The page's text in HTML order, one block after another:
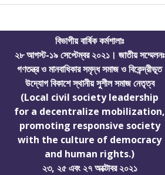
বিভাগীয় বার্ষিক কর্মশালাঃ
২৮ আগস্ট-১৯ সেপ্টেম্বর ২০২১। জাতীয় সম্মেলনঃ
গণতন্ত্র ও মানবাধিকার সমৃদ্ধ সমাজ ও বিকেন্দ্রীভূত
উদ্যোগ বিকাশে স্থানীয় সুশীল সমাজ নেতৃত্ব
(Local civil society leadership
for a decentralize mobilization,
promoting responsive society
with the culture of democracy
and human rights.)
২৩, ২৫ এবং ২৭ অক্টোবর ২০২১